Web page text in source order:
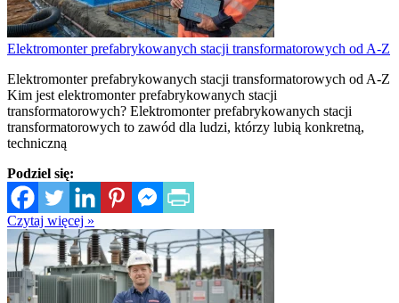
Elektromonter prefabrykowanych stacji transformatorowych od A-Z
Elektromonter prefabrykowanych stacji transformatorowych od A-Z
Kim jest elektromonter prefabrykowanych stacji
transformatorowych? Elektromonter prefabrykowanych stacji
transformatorowych to zawód dla ludzi, którzy lubią konkretną,
techniczną
Podziel się:
Czytaj więcej »